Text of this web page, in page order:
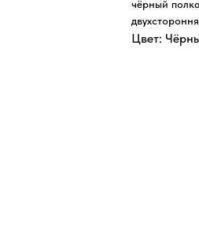
чёрный полка
Цвет: